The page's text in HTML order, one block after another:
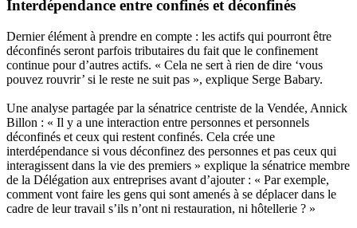
Interdépendance entre confinés et déconfinés
Dernier élément à prendre en compte : les actifs qui pourront être
déconfinés seront parfois tributaires du fait que le confinement
continue pour d’autres actifs. « Cela ne sert à rien de dire ‘vous
pouvez rouvrir’ si le reste ne suit pas », explique Serge Babary.
Une analyse partagée par la sénatrice centriste de la Vendée, Annick
Billon : « Il y a une interaction entre personnes et personnels
déconfinés et ceux qui restent confinés. Cela crée une
interdépendance si vous déconfinez des personnes et pas ceux qui
interagissent dans la vie des premiers » explique la sénatrice membre
de la Délégation aux entreprises avant d’ajouter : « Par exemple,
comment vont faire les gens qui sont amenés à se déplacer dans le
cadre de leur travail s’ils n’ont ni restauration, ni hôtellerie ? »